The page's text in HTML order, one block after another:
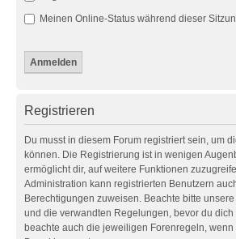
Meinen Online-Status während dieser
Registrieren
Du musst in diesem Forum registriert sein, um
können. Die Registrierung ist in wenigen
ermöglicht dir, auf weitere Funktionen
Administration kann registrierten Benutzern
Berechtigungen zuweisen. Beachte bitte
und die verwandten Regelungen, bevor du dich
beachte auch die jeweiligen Forenregeln,